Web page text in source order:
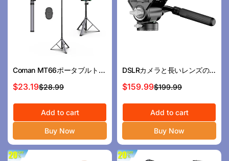
Coman MT66ポータブルトリ
ポード軽量185cmカメラと電
話用のリモコン
セ
ー
ス
プ
ラ
$23.19
通
常
格
$28.99
Add to cart
Buy Now
DSLRカメラと長いレンズのた
めのComan V5油圧液ヘッ
ド、10kgの負荷
セ
ー
ス
プ
ラ
$159.99
通
常
格
$199.99
Add to cart
Buy Now